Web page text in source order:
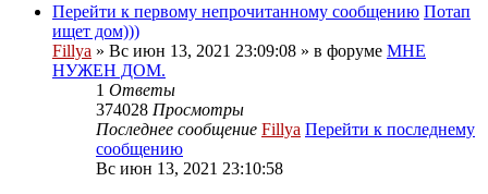
Перейти к первому непрочитанному сообщению Потап
ищет дом)))
Fillya » Вс июн 13, 2021 23:09:08 » в форуме МНЕ
НУЖЕН ДОМ.
1 Ответы
374028 Просмотры
Последнее сообщение Fillya Перейти к последнему
сообщению
Вс июн 13, 2021 23:10:58